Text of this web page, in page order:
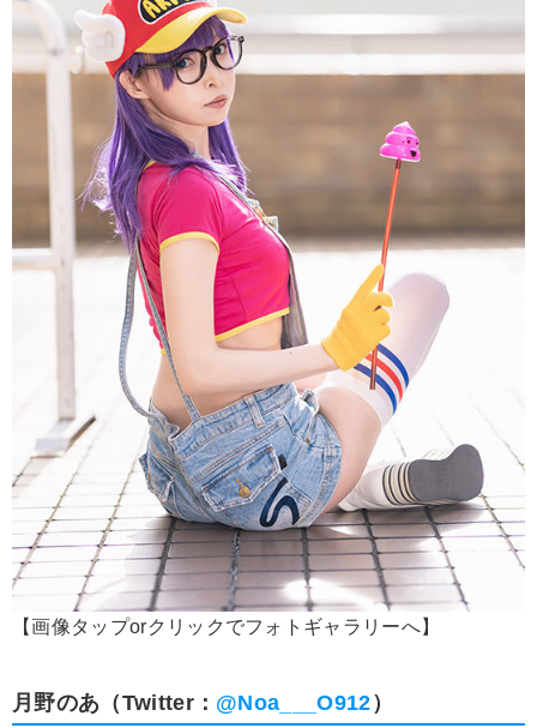
【画像タップorクリックでフォトギャラリーへ】
月野のあ（Twitter： @Noa___O912）